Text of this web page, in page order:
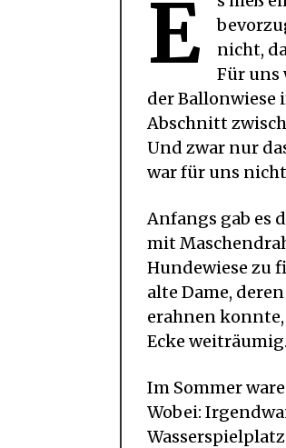
E
nicht,
Für uns
der Ballonwiese
Abschnitt
Und zwar nur
war für uns
Anfangs gab es
mit
Hundewiese zu
alte Dame,
erahnen
Ecke weiträumig.
Im Sommer
Wobei: